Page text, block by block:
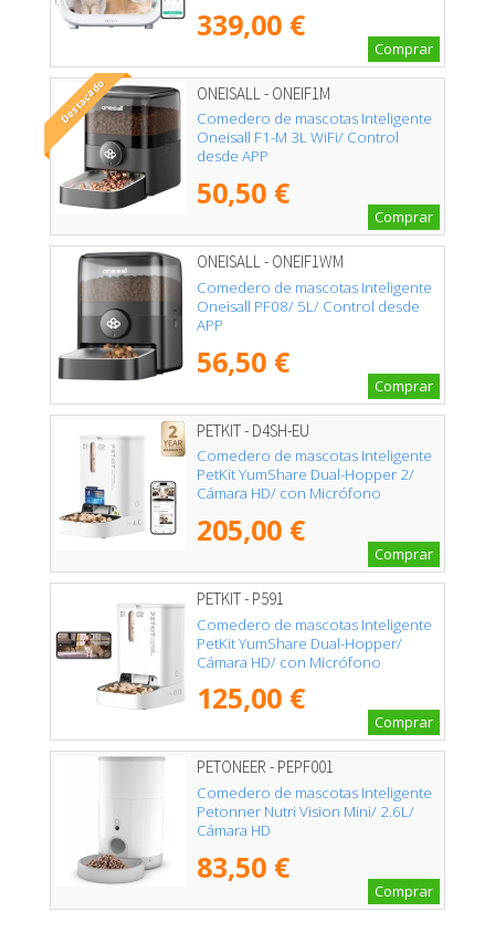
339,00 €
Comprar
Destacado ONEISALL - ONEIF1M
Comedero de mascotas Inteligente
Oneisall F1-M 3L WiFi/ Control
desde APP
50,50 €
Comprar
ONEISALL - ONEIF1WM
Comedero de mascotas Inteligente
Oneisall PF08/ 5L/ Control desde
APP
56,50 €
Comprar
PETKIT - D4SH-EU
Comedero de mascotas Inteligente
PetKit YumShare Dual-Hopper 2/
Cámara HD/ con Micrófono
205,00 €
Comprar
PETKIT - P591
Comedero de mascotas Inteligente
PetKit YumShare Dual-Hopper/
Cámara HD/ con Micrófono
125,00 €
Comprar
PETONEER - PEPF001
Comedero de mascotas Inteligente
Petonner Nutri Vision Mini/ 2.6L/
Cámara HD
83,50 €
Comprar